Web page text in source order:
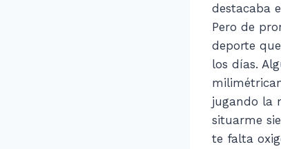
destacaba
Pero de
deporte
los días.
jugando la
situarme
te falta